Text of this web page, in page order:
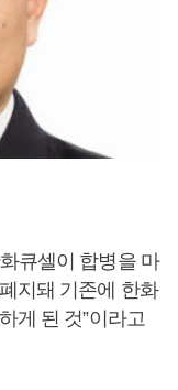
큐셀이 합병을 마
지돼 기존에 한화
게 된 것”이라고